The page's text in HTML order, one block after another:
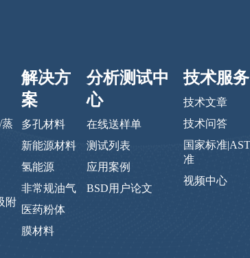
蒸
附
解决方
案
多孔材料
新能源材料
氢能源
非常规油气
医药粉体
膜材料
分析测试中
心
在线送样单
测试列表
应用案例
BSD用户论文
技术服务
技术文章
技术问答
国家标准
准
视频中心